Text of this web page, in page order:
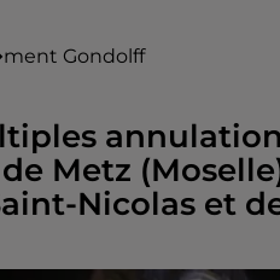
Gondolff
Metz
Nicolas et